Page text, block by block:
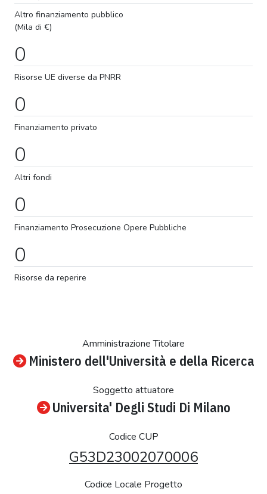
Altro finanziamento pubblico
(Mila di €)
0
Risorse UE diverse da PNRR
0
Finanziamento privato
0
Altri fondi
0
Finanziamento Prosecuzione Opere Pubbliche
0
Risorse da reperire
Amministrazione Titolare
Ministero dell'Università e della Ricerca
Soggetto attuatore
Universita' Degli Studi Di Milano
Codice CUP
G53D23002070006
Codice Locale Progetto